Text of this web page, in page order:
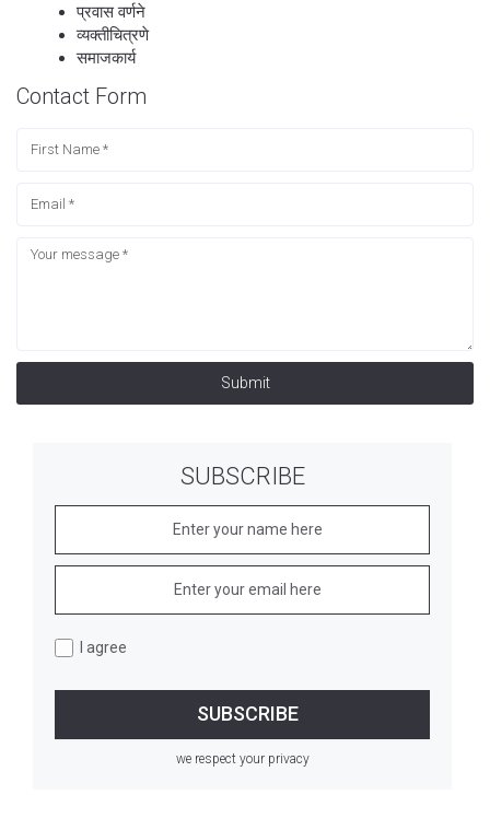
प्रवास वर्णने
व्यक्तीचित्रणे
समाजकार्य
Contact Form
Submit
SUBSCRIBE
I agree
we respect your privacy